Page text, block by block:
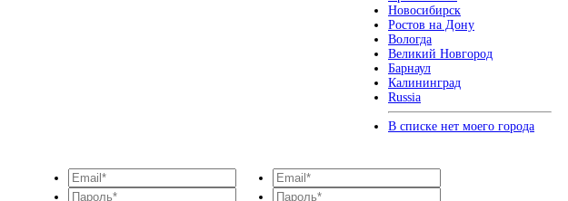
Новосибирск
Ростов на Дону
Вологда
Великий Новгород
Барнаул
Калининград
Russia
В списке нет моего города